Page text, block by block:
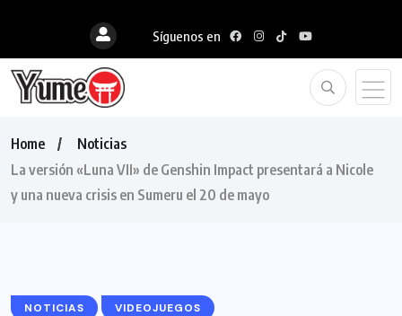
Síguenos en
Home
Noticias
La versión «Luna VII» de Genshin Impact presentará a Nicole
y una nueva crisis en Sumeru el 20 de mayo
NOTICIAS VIDEOJUEGOS